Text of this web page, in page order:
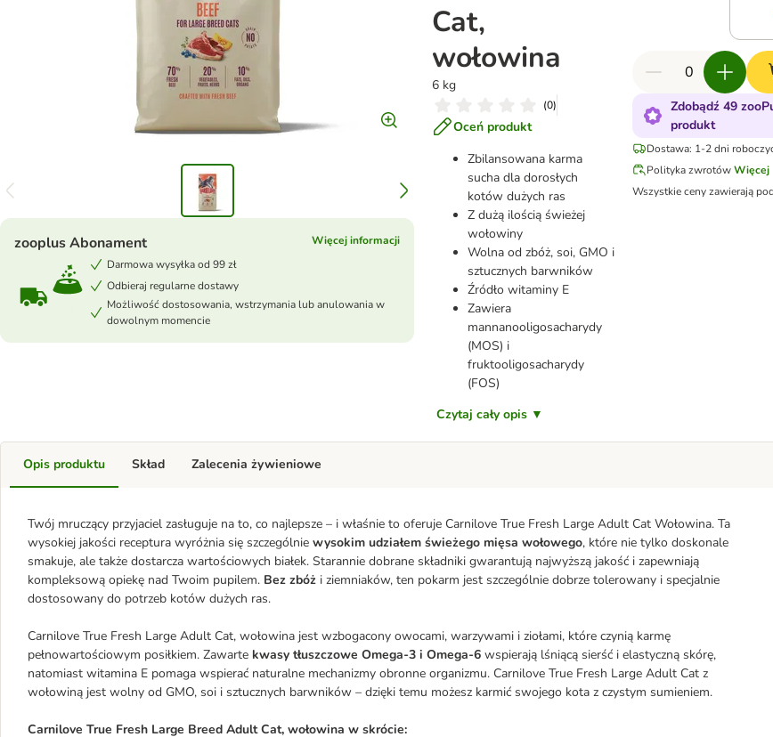
Cat,
wołowina
6 kg
(0)
Oceń produkt
Zbilansowana karma
sucha dla dorosłych
kotów dużych ras
Z dużą ilością świeżej
wołowiny
Wolna od zbóż, soi, GMO i
sztucznych barwników
Źródło witaminy E
Zawiera
mannanooligosacharydy
(MOS) i
fruktooligosacharydy
(FOS)
Czytaj cały opis ▼
zooplus Abonament
Więcej informacji
Darmowa wysyłka od 99 zł
Odbieraj regularne dostawy
Możliwość dostosowania, wstrzymania lub anulowania w
dowolnym momencie
Zdobądź 49
produkt
Dostawa: 1-2 dni
Polityka zwrotów Więcej
Wszystkie ceny zawierają
Opis produktu
Twój mruczący przyjaciel zasługuje na to, co najlepsze – i właśnie to oferuje Carnilove True Fresh Large Adult Cat Wołowina. Ta
wysokiej jakości receptura wyróżnia się szczególnie wysokim udziałem świeżego mięsa wołowego, które nie tylko doskonale
smakuje, ale także dostarcza wartościowych białek. Starannie dobrane składniki gwarantują najwyższą jakość i zapewniają
kompleksową opiekę nad Twoim pupilem. Bez zbóż i ziemniaków, ten pokarm jest szczególnie dobrze tolerowany i specjalnie
dostosowany do potrzeb kotów dużych ras.
Carnilove True Fresh Large Adult Cat, wołowina jest wzbogacony owocami, warzywami i ziołami, które czynią karmę
pełnowartościowym posiłkiem. Zawarte kwasy tłuszczowe Omega-3 i Omega-6 wspierają lśniącą sierść i elastyczną skórę,
natomiast witamina E pomaga wspierać naturalne mechanizmy obronne organizmu. Carnilove True Fresh Large Adult Cat z
wołowiną jest wolny od GMO, soi i sztucznych barwników – dzięki temu możesz karmić swojego kota z czystym sumieniem.
Carnilove True Fresh Large Breed Adult Cat, wołowina w skrócie:
Skład Zalecenia żywieniowe